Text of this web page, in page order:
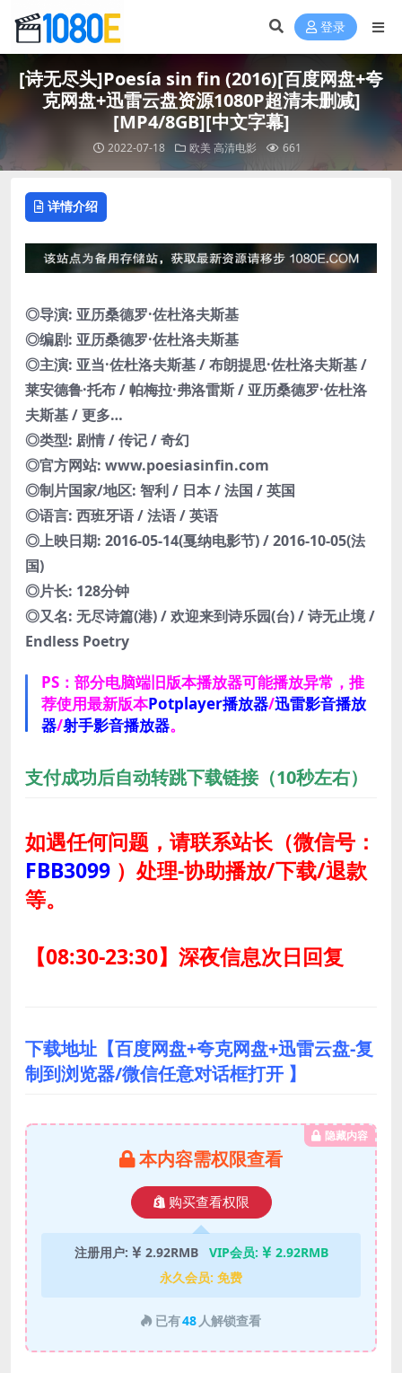
登录
[诗无尽头]Poesía sin fin (2016)[百度网盘+夸
克网盘+迅雷云盘资源1080P超清未删减]
[MP4/8GB][中文字幕]
2022-07-18 欧美高清电影 661
详情介绍
◎导演: 亚历桑德罗·佐杜洛夫斯基
◎编剧: 亚历桑德罗·佐杜洛夫斯基
◎主演: 亚当·佐杜洛夫斯基 / 布朗提思·佐杜洛夫斯基 /
莱安德鲁·托布 / 帕梅拉·弗洛雷斯 / 亚历桑德罗·佐杜洛
夫斯基 / 更多…
◎类型: 剧情 / 传记 / 奇幻
◎官方网站: www.poesiasinfin.com
◎制片国家/地区: 智利 / 日本 / 法国 / 英国
◎语言: 西班牙语 / 法语 / 英语
◎上映日期: 2016-05-14(戛纳电影节) / 2016-10-05(法
国)
◎片长: 128分钟
◎又名: 无尽诗篇(港) / 欢迎来到诗乐园(台) / 诗无止境 /
Endless Poetry
PS：部分电脑端旧版本播放器可能播放异常，推
荐使用最新版本Potplayer播放器/迅雷影音播放
器/射手影音播放器。
支付成功后自动转跳下载链接（10秒左右）
如遇任何问题，请联系站长（微信号：
FBB3099 ） 处理-协助播放/下载/退款
等。
【08:30-23:30】深夜信息次日回复
下载地址【百度网盘+夸克网盘+迅雷云盘-复
制到浏览器/微信任意对话框打开 】
隐藏内容
本内容需权限查看
购买查看权限
注册用户: 2.92RMB VIP会员:
2.92RMB
永久会员: 免费
已有48 人解锁查看